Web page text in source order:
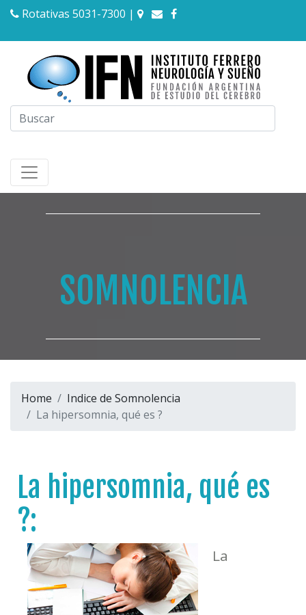
Rotativas 5031-7300 |
SOMNOLENCIA
Home
Indice de Somnolencia
La hipersomnia, qué es ?
La hipersomnia, qué es
?:
La